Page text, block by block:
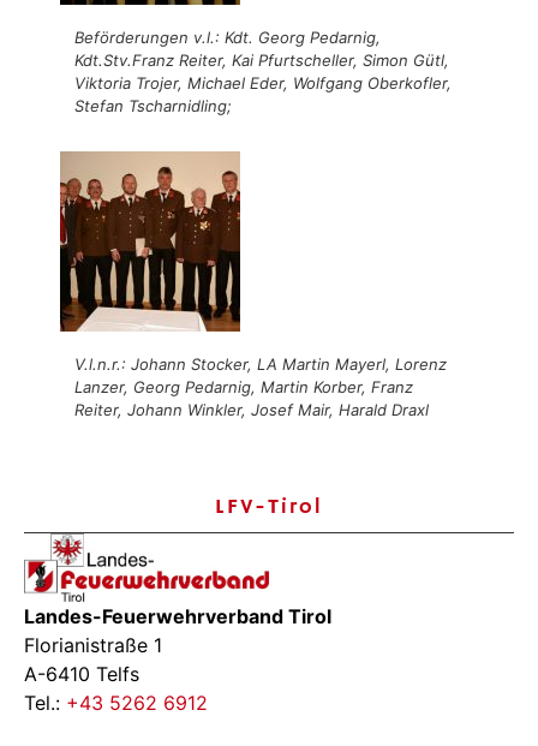
Beförderungen v.l.: Kdt. Georg Pedarnig,
Kdt.Stv.Franz Reiter, Kai Pfurtscheller, Simon Gütl,
Viktoria Trojer, Michael Eder, Wolfgang Oberkofler,
Stefan Tscharnidling;
V.l.n.r.: Johann Stocker, LA Martin Mayerl, Lorenz
Lanzer, Georg Pedarnig, Martin Korber, Franz
Reiter, Johann Winkler, Josef Mair, Harald Draxl
LFV-Tirol
Landes-Feuerwehrverband Tirol
Florianistraße 1
A-6410 Telfs
Tel.: +43 5262 6912